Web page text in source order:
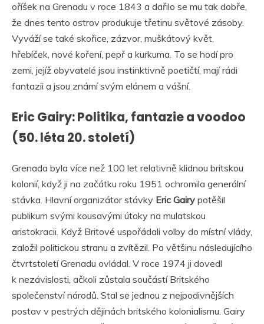
oříšek na Grenadu v roce 1843 a dařilo se mu tak dobře,
že dnes tento ostrov produkuje třetinu světové zásoby.
Vyváží se také skořice, zázvor, muškátový květ,
hřebíček, nové koření, pepř a kurkuma. To se hodí pro
zemi, jejíž obyvatelé jsou instinktivně poetičtí, mají rádi
fantazii a jsou známí svým elánem a vášní.
Eric Gairy: Politika, fantazie a voodoo
(50. léta 20. století)
Grenada byla více než 100 let relativně klidnou britskou
kolonií, když ji na začátku roku 1951 ochromila generální
stávka. Hlavní organizátor stávky Eric Gairy potěšil
publikum svými kousavými útoky na mulatskou
aristokracii. Když Britové uspořádali volby do místní vlády,
založil politickou stranu a zvítězil. Po většinu následujícího
čtvrtstoletí Grenadu ovládal. V roce 1974 ji dovedl
k nezávislosti, ačkoli zůstala součástí Britského
společenství národů. Stal se jednou z nejpodivnějších
postav v pestrých dějinách britského kolonialismu. Gairy